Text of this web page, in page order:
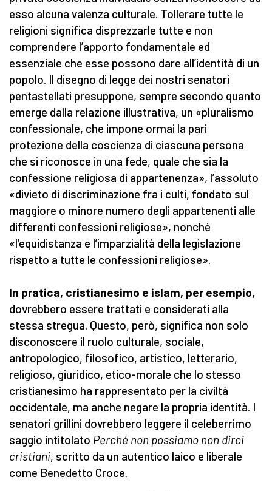
esso alcuna valenza culturale. Tollerare tutte le
religioni significa disprezzarle tutte e non
comprendere l’apporto fondamentale ed
essenziale che esse possono dare all’identità di un
popolo. Il disegno di legge dei nostri senatori
pentastellati presuppone, sempre secondo quanto
emerge dalla relazione illustrativa, un «pluralismo
confessionale, che impone ormai la pari
protezione della coscienza di ciascuna persona
che si riconosce in una fede, quale che sia la
confessione religiosa di appartenenza», l’assoluto
«divieto di discriminazione fra i culti, fondato sul
maggiore o minore numero degli appartenenti alle
differenti confessioni religiose», nonché
«l’equidistanza e l’imparzialità della legislazione
rispetto a tutte le confessioni religiose».
In pratica, cristianesimo e islam, per esempio,
dovrebbero essere trattati e considerati alla
stessa stregua. Questo, però, significa non solo
disconoscere il ruolo culturale, sociale,
antropologico, filosofico, artistico, letterario,
religioso, giuridico, etico-morale che lo stesso
cristianesimo ha rappresentato per la civiltà
occidentale, ma anche negare la propria identità. I
senatori grillini dovrebbero leggere il celeberrimo
saggio intitolato Perché non possiamo non dirci
cristiani, scritto da un autentico laico e liberale
come Benedetto Croce.